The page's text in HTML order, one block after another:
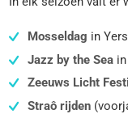
Mosseldag in
Jazz by the Seain
Zeeuws Licht
Straô rijden